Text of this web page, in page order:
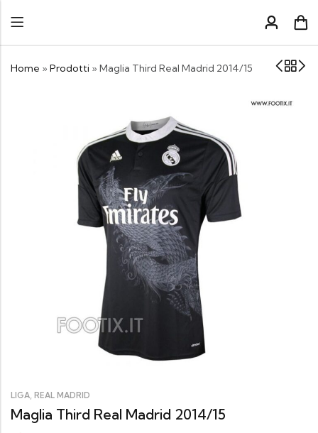
Home » Prodotti » Maglia Third Real Madrid 2014/15
LIGA, REAL MADRID
Maglia Third Real Madrid 2014/15